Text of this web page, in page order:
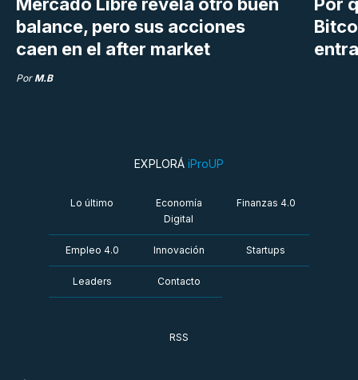
balance, pero sus acciones
caen en el after market
Por M.B
EXPLORÁ iProUP
Lo último
Economía
Digital
Finanzas 4.0
Empleo 4.0 Innovación Startups
Leaders Contacto
RSS